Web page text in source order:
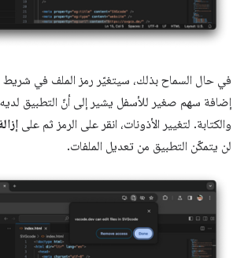
في حال السماح بذلك، سيتغيّر رمز الملف في شريط
إضافة سهم صغير للأسفل يشير إلى أنّ التطبيق لديه
والكتابة. لتغيير الأذونات، انقر على الرمز ثم على
لن يتمكّن التطبيق من تعديل الملفات.